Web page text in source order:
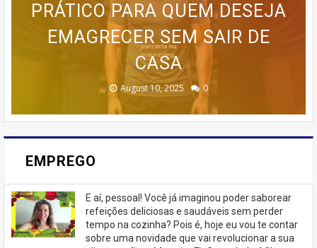
🚨 ÚLTIMAS VAGAS EM IPIRÁ!
🚨
February 23, 2026 0
PRÁTICO PARA QUEM DESEJA
EMAGRECER SEM SAIR DE
CASA
August 10, 2025 0
POR BOLOS EM RENDA COM O
CURSO DA CASA DOS BOLOS
CASEIROS!
June 13, 2025 0
PROGRAMA AVANÇADO DE
TREINAMENTO DA MEMÓRIA
July 07, 2023 0
DESDE AS BASES ATÉ AS
ESTRATÉGIAS AVANÇADAS DE
MARKETING 6.0.
June 07, 2023 0
EMPREGO
E aí, pessoal! Você já imaginou poder saborear
refeições deliciosas e saudáveis ​​sem perder
tempo na cozinha? Pois é, hoje eu vou te contar
sobre uma novidade que vai revolucionar a sua